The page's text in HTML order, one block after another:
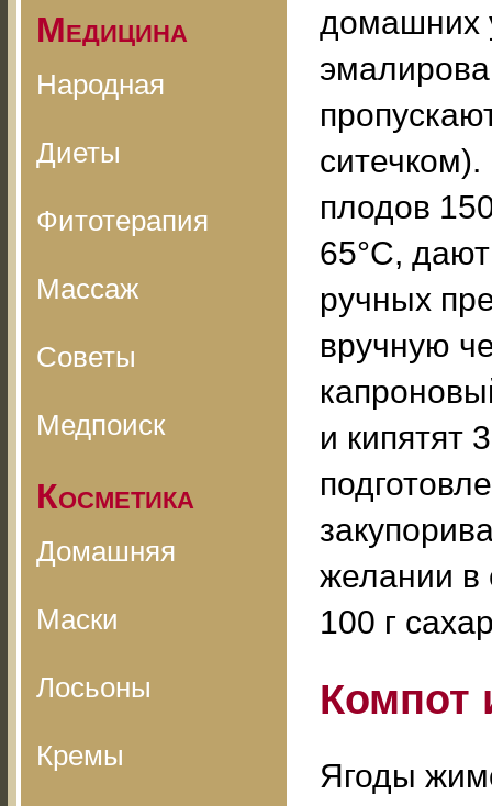
Медицина
Народная
Диеты
Фитотерапия
Массаж
Советы
Медпоиск
Косметика
Домашняя
Маски
Лосьоны
Кремы
домашних
плодов
65°С,
ручных
вручную
и кипятят
желании в
100 г
Компот
Ягоды